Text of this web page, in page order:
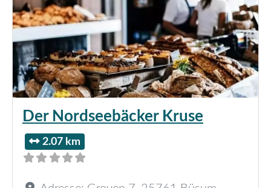
Der Nordseebäcker Kruse
2.07 km